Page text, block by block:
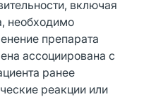
включая
необходимо
препарата
ассоциирована с
ранее
реакции или